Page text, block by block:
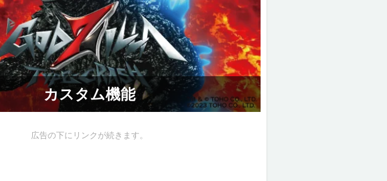
カスタム機能
広告の下にリンクが続きます。